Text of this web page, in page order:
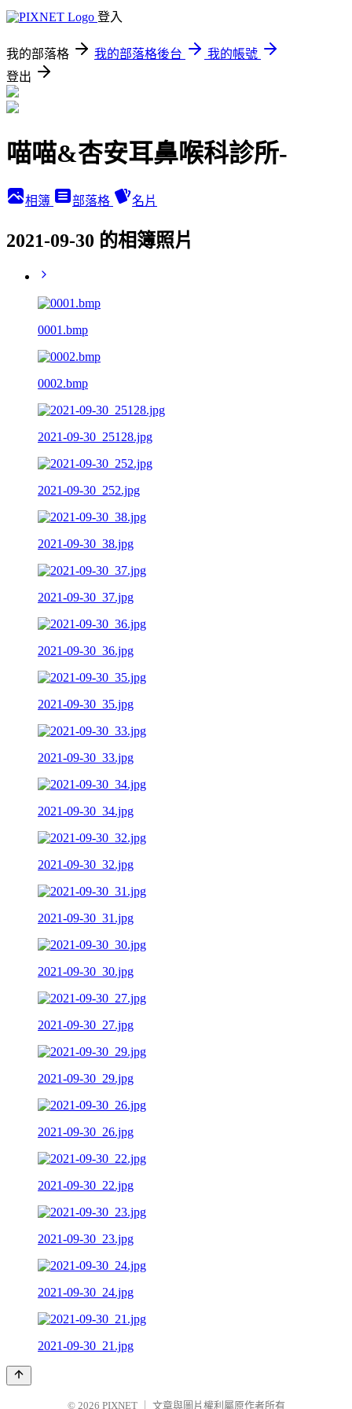
登入
我的部落格 我的部落格後台
我的帳號
登出
喵喵&杏安耳鼻喉科診所-
相簿 部落格 名片
2021-09-30 的相簿照片
0001.bmp
0002.bmp
2021-09-30_25128.jpg
2021-09-30_252.jpg
2021-09-30_38.jpg
2021-09-30_37.jpg
2021-09-30_36.jpg
2021-09-30_35.jpg
2021-09-30_33.jpg
2021-09-30_34.jpg
2021-09-30_32.jpg
2021-09-30_31.jpg
2021-09-30_30.jpg
2021-09-30_27.jpg
2021-09-30_29.jpg
2021-09-30_26.jpg
2021-09-30_22.jpg
2021-09-30_23.jpg
2021-09-30_24.jpg
2021-09-30_21.jpg
© 2026 PIXNET 文章與圖片權利屬原作者所有